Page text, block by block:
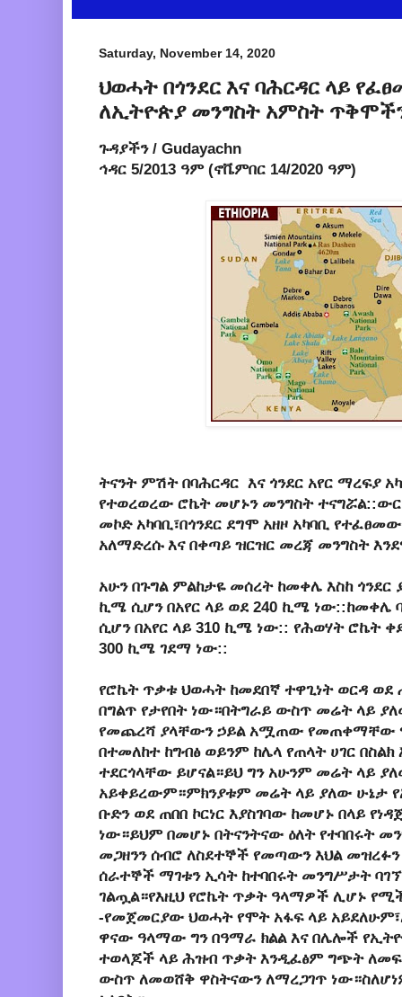
Saturday, November 14, 2020
ህወሓት በጎንደር እና ባሕርዳር ላይ
ለኢትዮጵያ መንግስት አምስት
ጉዳያችን / Gudayachn
ኅዳር 5/2013 ዓም (ኖቬምበር 14/2020 ዓም)
ትናንት ምሽት በባሕርዳር እና ጎንደር አየር ማረፍያ
የተወረወረው ሮኬት መሆኑን መንግስት
መኮድ አካባቢ፣በጎንደር ደግሞ አዘዞ አካባቢ
አለማድረሱ እና በቀጣይ ዝርዝር መረጃ መንግስት
አሁን በጉግል ምልከታዬ መሰረት ከመቀሌ እስከ
ኪሜ ሲሆን በአየር ላይ ወደ 240 ኪሜ ነው::ከመቀሌ
ሲሆን በአየር ላይ 310 ኪሜ ነው:: የሕወሃት ሮኬት
300 ኪሜ ገደማ ነው::
የሮኬት ጥቃቱ ህወሓት ከመደበኛ ተዋጊነት ወርዳ
በግልጥ የታየበት ነው።በትግራይ ውስጥ መሬት ላይ
የመጨረሻ ያላቸውን ኃይል አሟጠው የመጠቀማቸው
በተመለከተ ከግብፅ ወይንም ከሌላ የጠላት ሀገር በስልክ
ተደርጎላቸው ይሆናል።ይህ ግን አሁንም መሬት ላይ
አይቀይረውም።ምክንያቱም መሬት ላይ ያለው ሁኔታ
ቡድን ወደ ጠበበ ኮርነር እያስገባው ከመሆኑ በላይ
ነው።ይህም በመሆኑ በትናንትናው ዕለት የተባበሩት
መጋዘንን ሰብሮ ለስደተኞች የመጣውን እህል መዝረፉን
ሰራተኞች ማገቱን ኢሳት ከተባበሩት መንግሥታት
ገልጧል።የእዚህ የሮኬት ጥቃት ዓላማዎች ሊሆኑ
-የመጀመርያው ህወሓት የሞት አፋፍ ላይ
ዋናው ዓላማው ግን በዓማራ ክልል እና በሌሎች
ተወላጆች ላይ ሕዝብ ጥቃት እንዲፈፅም ግጭት
ውስጥ ለመወሸቅ ዋስትናውን ለማረጋገጥ